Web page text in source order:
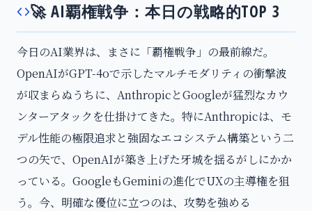
🚀 AI覇権戦争：本日の戦略的TOP 3
今日のAI業界は、まさに「覇権戦争」の最前線だ。
OpenAIがGPT-4oで示したマルチモダリティの衝撃波
が収まらぬうちに、AnthropicとGoogleが猛烈なカウ
ンターアタックを仕掛けてきた。特にAnthropicは、モ
デル性能の極限追求と強固なエコシステム構築という二
つの矢で、OpenAIが築き上げた牙城を揺るがしにかか
っている。GoogleもGeminiの進化でUXの主導権を狙
う。今、明確な優位に立つのは、攻勢を強める